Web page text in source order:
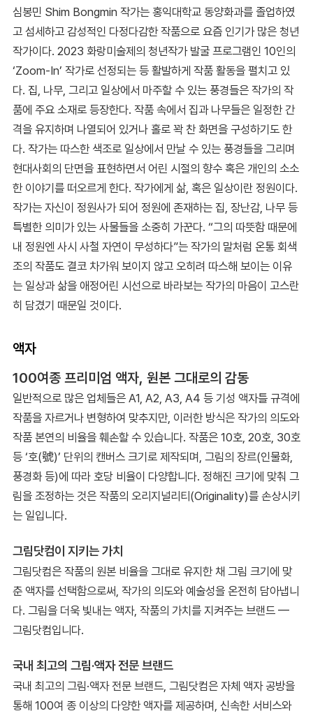
심봉민 Shim Bongmin 작가는 홍익대학교 동양화과를 졸업하였
고 섬세하고 감성적인 다정다감한 작품으로 요즘 인기가 많은 청년
작가이다. 2023 화랑미술제의 청년작가 발굴 프로그램인 10인의
‘Zoom-In’ 작가로 선정되는 등 활발하게 작품 활동을 펼치고 있
다. 집, 나무, 그리고 일상에서 마주할 수 있는 풍경들은 작가의 작
품에 주요 소재로 등장한다. 작품 속에서 집과 나무들은 일정한 간
격을 유지하며 나열되어 있거나 홀로 꽉 찬 화면을 구성하기도 한
다. 작가는 따스한 색조로 일상에서 만날 수 있는 풍경들을 그리며
현대사회의 단면을 표현하면서 어린 시절의 향수 혹은 개인의 소소
한 이야기를 떠오르게 한다. 작가에게 삶, 혹은 일상이란 정원이다.
작가는 자신이 정원사가 되어 정원에 존재하는 집, 장난감, 나무 등
특별한 의미가 있는 사물들을 소중히 가꾼다. “그의 따뜻함 때문에
내 정원엔 사시 사철 자연이 무성하다”는 작가의 말처럼 온통 회색
조의 작품도 결코 차가워 보이지 않고 오히려 따스해 보이는 이유
는 일상과 삶을 애정어린 시선으로 바라보는 작가의 마음이 고스란
히 담겼기 때문일 것이다.
액자
100여종 프리미엄 액자, 원본 그대로의 감동
일반적으로 많은 업체들은 A1, A2, A3, A4 등 기성 액자틀 규격에
작품을 자르거나 변형하여 맞추지만, 이러한 방식은 작가의 의도와
작품 본연의 비율을 훼손할 수 있습니다. 작품은 10호, 20호, 30호
등 ‘호(號)’ 단위의 캔버스 크기로 제작되며, 그림의 장르(인물화,
풍경화 등)에 따라 호당 비율이 다양합니다. 정해진 크기에 맞춰 그
림을 조정하는 것은 작품의 오리지널리티(Originality)를 손상시키
는 일입니다.
그림닷컴이 지키는 가치
그림닷컴은 작품의 원본 비율을 그대로 유지한 채 그림 크기에 맞
춘 액자를 선택함으로써, 작가의 의도와 예술성을 온전히 담아냅니
다. 그림을 더욱 빛내는 액자, 작품의 가치를 지켜주는 브랜드 —
그림닷컴입니다.
국내 최고의 그림·액자 전문 브랜드
국내 최고의 그림·액자 전문 브랜드, 그림닷컴은 자체 액자 공방을
통해 100여 종 이상의 다양한 액자를 제공하며, 신속한 서비스와